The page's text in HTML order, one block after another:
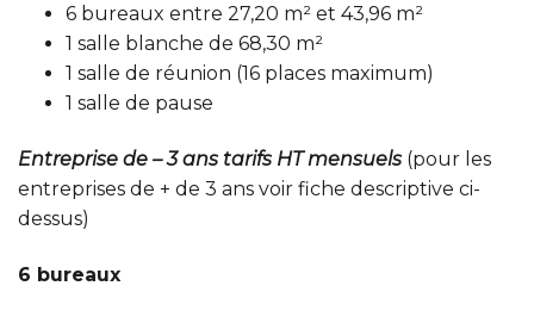
6 bureaux entre 27,20 m² et 43,96 m²
1 salle blanche de 68,30 m²
1 salle de réunion (16 places maximum)
1 salle de pause
Entreprise de – 3 ans tarifs HT mensuels (pour les
entreprises de + de 3 ans voir fiche descriptive ci-
dessus)
6 bureaux